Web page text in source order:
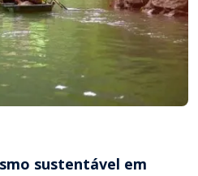
sustentável em